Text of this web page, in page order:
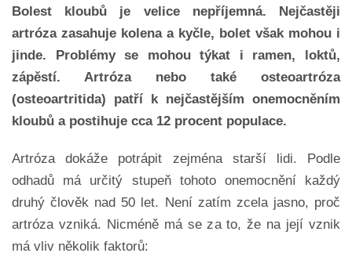
Bolest kloubů je velice nepříjemná. Nejčastěji
artróza zasahuje kolena a kyčle, bolet však mohou i
jinde. Problémy se mohou týkat i ramen, loktů,
zápěstí. Artróza nebo také osteoartróza
(osteoartritida) patří k nejčastějším onemocněním
kloubů a postihuje cca 12 procent populace.
Artróza dokáže potrápit zejména starší lidi. Podle
odhadů má určitý stupeň tohoto onemocnění každý
druhý člověk nad 50 let. Není zatím zcela jasno, proč
artróza vzniká. Nicméně má se za to, že na její vznik
má vliv několik faktorů: